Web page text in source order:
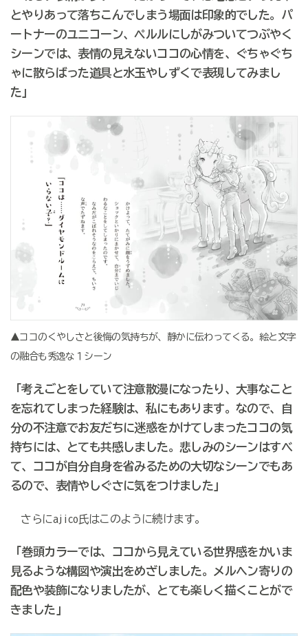
とやりあって落ちこんでしまう場面は印象的でした。パ
ートナーのユニコーン、ペルルにしがみついてつぶやく
シーンでは、表情の見えないココの心情を、ぐちゃぐち
ゃに散らばった道具と水玉やしずくで表現してみまし
た」
▲ココのくやしさと後悔の気持ちが、静かに伝わってくる。絵と文字
の融合も秀逸な１シーン
「考えごとをしていて注意散漫になったり、大事なこと
を忘れてしまった経験は、私にもあります。なので、自
分の不注意でお友だちに迷惑をかけてしまったココの気
持ちには、とても共感しました。悲しみのシーンはすべ
て、ココが自分自身を省みるための大切なシーンでもあ
るので、表情やしぐさに気をつけました」
さらにajico氏はこのように続けます。
「巻頭カラーでは、ココから見えている世界感をかいま
見るような構図や演出をめざしました。メルヘン寄りの
配色や装飾になりましたが、とても楽しく描くことがで
きました」